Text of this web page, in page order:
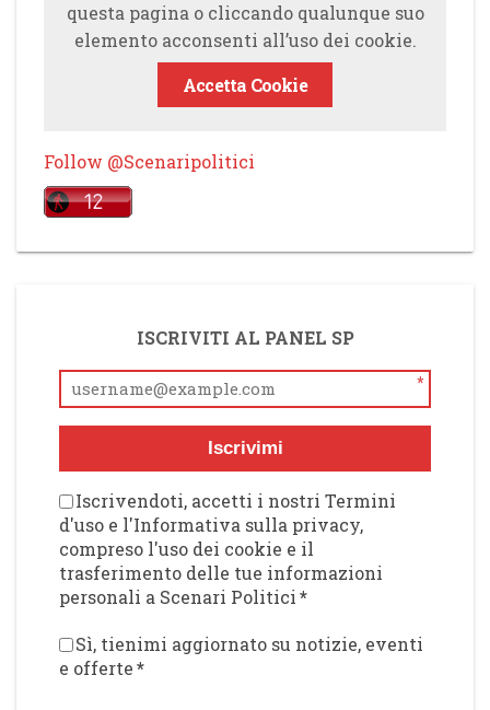
questa pagina o cliccando qualunque suo
elemento acconsenti all’uso dei cookie.
Accetta Cookie
Follow @Scenaripolitici
ISCRIVITI AL PANEL SP
*
Iscrivimi
Iscrivendoti, accetti i nostri Termini
d'uso e l'Informativa sulla privacy,
compreso l'uso dei cookie e il
trasferimento delle tue informazioni
personali a Scenari Politici*
Sì, tienimi aggiornato su notizie, eventi
e offerte*